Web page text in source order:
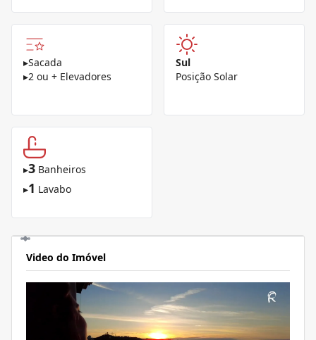
▸Sacada
▸2 ou + Elevadores
Sul
Posição Solar
▸3 Banheiros
▸1 Lavabo
Video do Imóvel